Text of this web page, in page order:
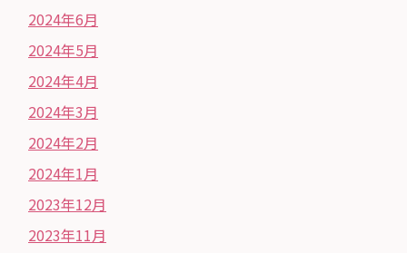
2024年6月
2024年5月
2024年4月
2024年3月
2024年2月
2024年1月
2023年12月
2023年11月